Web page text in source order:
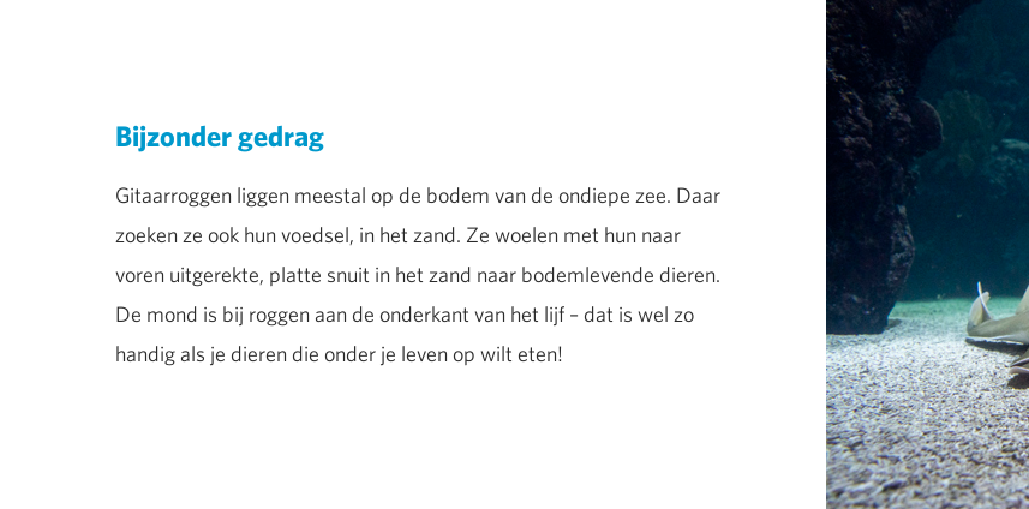
Bijzonder gedrag
Gitaarroggen liggen meestal op de bodem van de ondiepe zee. Daar
zoeken ze ook hun voedsel, in het zand. Ze woelen met hun naar
voren uitgerekte, platte snuit in het zand naar bodemlevende dieren.
De mond is bij roggen aan de onderkant van het lijf – dat is wel zo
handig als je dieren die onder je leven op wilt eten!